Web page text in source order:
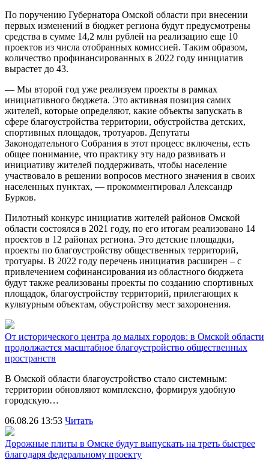
По поручению Губернатора Омской области при внесении
первых изменений в бюджет региона будут предусмотрены
средства в сумме 14,2 млн рублей на реализацию еще 10
проектов из числа отобранных комиссией. Таким образом,
количество профинансированных в 2022 году инициатив
вырастет до 43.
— Мы второй год уже реализуем проекты в рамках
инициативного бюджета. Это активная позиция самих
жителей, которые определяют, какие объекты запускать в
сфере благоустройства территории, обустройства детских,
спортивных площадок, тротуаров. Депутаты
Законодательного Собрания в этот процесс включены, есть
общее понимание, что практику эту надо развивать и
инициативу жителей поддерживать, чтобы население
участвовало в решении вопросов местного значения в своих
населенных пунктах, — прокомментировал Александр
Бурков.
Пилотный конкурс инициатив жителей районов Омской
области состоялся в 2021 году, по его итогам реализовано 14
проектов в 12 районах региона. Это детские площадки,
проекты по благоустройству общественных территорий,
тротуары. В 2022 году перечень инициатив расширен – с
привлечением софинансирования из областного бюджета
будут также реализованы проекты по созданию спортивных
площадок, благоустройству территорий, прилегающих к
культурным объектам, обустройству мест захоронения.
От исторического центра до малых городов: в Омской области
продолжается масштабное благоустройство общественных
пространств
В Омской области благоустройство стало системным:
территории обновляют комплексно, формируя удобную
городскую…
06.08.26 13:53 Читать
Дорожные плиты в Омске будут выпускать на треть быстрее
благодаря федеральному проекту